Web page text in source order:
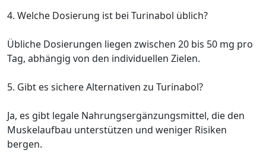
4. Welche Dosierung ist bei Turinabol üblich?
Übliche Dosierungen liegen zwischen 20 bis 50 mg pro
Tag, abhängig von den individuellen Zielen.
5. Gibt es sichere Alternativen zu Turinabol?
Ja, es gibt legale Nahrungsergänzungsmittel, die den
Muskelaufbau unterstützen und weniger Risiken
bergen.